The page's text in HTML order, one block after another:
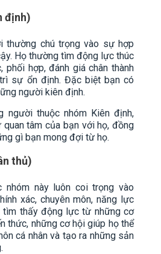
định)
thường chú trọng vào sự hợp
Họ thường tìm động lực thúc
hợp, đánh giá chân thành
sự ổn định. Đặc biệt bạn có
người kiên định.
người thuộc nhóm Kiên định,
tâm của bạn với họ, đồng
gì bạn mong đợi từ họ.
thủ)
nhóm này luôn coi trọng vào
xác, chuyên môn, năng lực
tìm thấy động lực từ những cơ
thức, những cơ hội giúp họ thể
cá nhân và tạo ra những sản